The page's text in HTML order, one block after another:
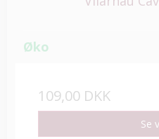
Øko
109,00 DKK
Se